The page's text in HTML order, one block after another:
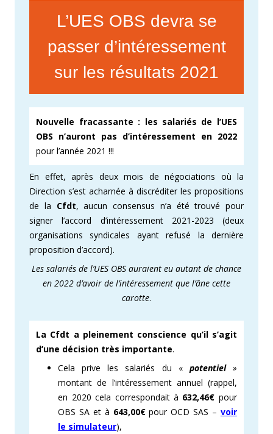
L’UES OBS devra se
passer d’intéressement
sur les résultats 2021
Nouvelle fracassante : les salariés de l’UES
OBS n’auront pas d’intéressement en 2022
pour l’année 2021 !!!
En effet, après deux mois de négociations où la
Direction s’est acharnée à discréditer les propositions
de la Cfdt, aucun consensus n’a été trouvé pour
signer l’accord d’intéressement 2021-2023 (deux
organisations syndicales ayant refusé la dernière
proposition d’accord).
Les salariés de l’UES OBS auraient eu autant de chance
en 2022 d’avoir de l’intéressement que l’âne cette
carotte.
La Cfdt a pleinement conscience qu’il s’agit
d’une décision très importante.
Cela prive les salariés du « potentiel»
montant de l’intéressement annuel (rappel,
en 2020 cela correspondait à 632,46€ pour
OBS SA et à 643,00€pour OCD SAS – voir
le simulateur),